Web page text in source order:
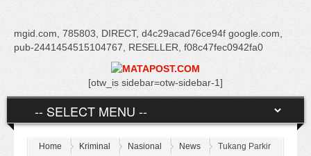
mgid.com, 785803, DIRECT, d4c29acad76ce94f google.com,
pub-2441454515104767, RESELLER, f08c47fec0942fa0
[otw_is sidebar=otw-sidebar-1]
Home Kriminal Nasional News
Tukang Parkir